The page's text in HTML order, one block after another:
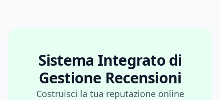
Sistema Integrato di
Gestione Recensioni
Costruisci la tua reputazione online